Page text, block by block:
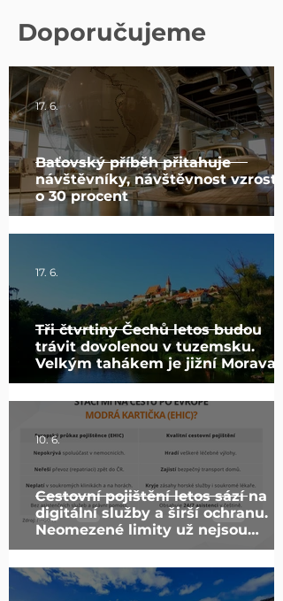
Doporučujeme
Baťovský příběh přitahuje
návštěvníky, návštěvnost vzrostla
o 30 procent
17. 6.
Tři čtvrtiny Čechů letos budou
trávit dovolenou v tuzemsku.
Velkým tahákem je jižní Morava
17. 6.
Cestovní pojištění letos sází na
digitální služby a širší ochranu.
Neomezené limity už nejsou
výjimkou
10. 6.